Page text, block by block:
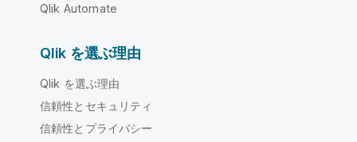
Qlik Automate
Qlik を選ぶ理由
Qlik を選ぶ理由
信頼性とセキュリティ
信頼性とプライバシー